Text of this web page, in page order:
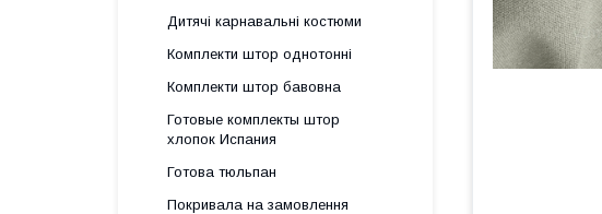
Дитячі карнавальні костюми
Комплекти штор однотонні
Комплекти штор бавовна
Готовые комплекты штор
хлопок Испания
Готова тюльпан
Покривала на замовлення